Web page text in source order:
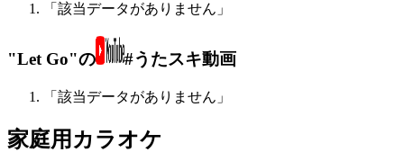
「該当データがありません」
"Let Go"の #うたスキ動画
「該当データがありません」
家庭用カラオケ